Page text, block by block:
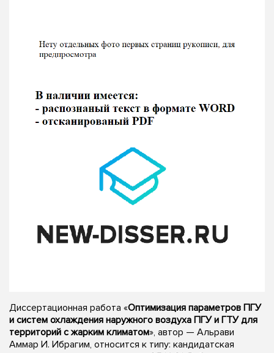
Диссертационная работа «Оптимизация параметров ПГУ
и систем охлаждения наружного воздуха ПГУ и ГТУ для
территорий с жарким климатом», автор — Альрави
Аммар И. Ибрагим, относится к типу: кандидатская